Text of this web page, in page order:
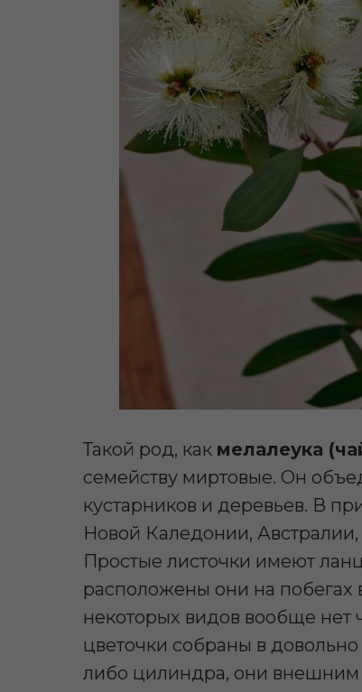
Такой род, как мелалеука
семейству миртовые. Он
кустарников и деревьев. В
Новой Каледонии,
Простые листочки имеют
расположены они на побегах
некоторых видов вообще нет
цветочки собраны в
либо цилиндра, они